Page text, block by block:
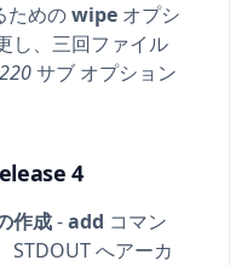
ためのwipe オプシ
し、三回ファイル
サブ オプション
4
作成-add コマン
STDOUT へアーカ